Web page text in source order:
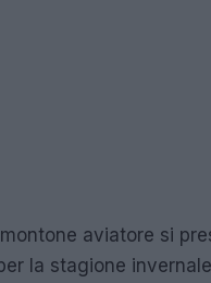
aviatore si
la stagione